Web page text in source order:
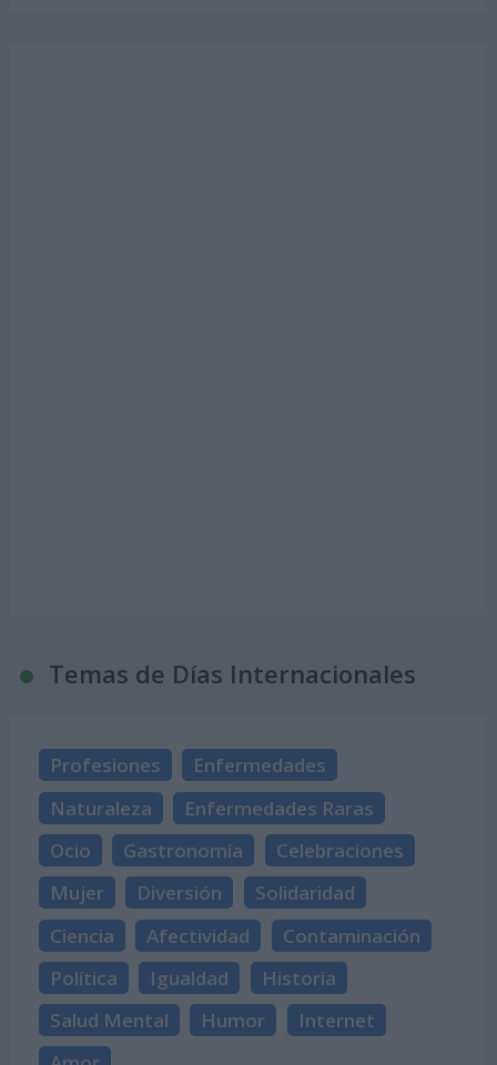
Temas de Días Internacionales
Profesiones
Enfermedades
Naturaleza
Enfermedades Raras
Ocio
Gastronomía
Celebraciones
Mujer
Diversión
Solidaridad
Ciencia
Afectividad
Contaminación
Política
Igualdad
Historia
Salud Mental
Humor
Internet